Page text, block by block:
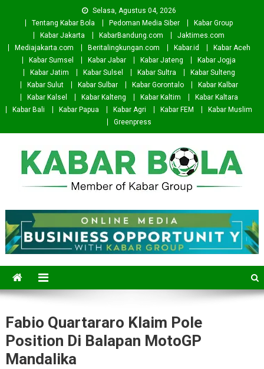
Selasa, Agustus 04, 2026
Tentang Kabar Bola
Pedoman Media Siber
Kabar Group
Kabar Jakarta
KabarBandung.com
Jaktimes.com
Mediajakarta.com
Beritalingkungan.com Kabar.id
Kabar Aceh
Kabar Sumsel
Kabar Jabar Kabar Jateng
Kabar Jogja
Kabar Jatim
Kabar Sulsel Kabar Sultra
Kabar Sulteng
Kabar Sulut
Kabar Sulbar Kabar Gorontalo
Kabar Kalbar
Kabar Kalsel
Kabar Kalteng Kabar Kaltim
Kabar Kaltara
Kabar Bali
Kabar Papua Kabar Agri Kabar FEM
Kabar Muslim
Greenpress
Kabar Bola
Fabio Quartararo Klaim Pole
Position Di Balapan MotoGP
Mandalika